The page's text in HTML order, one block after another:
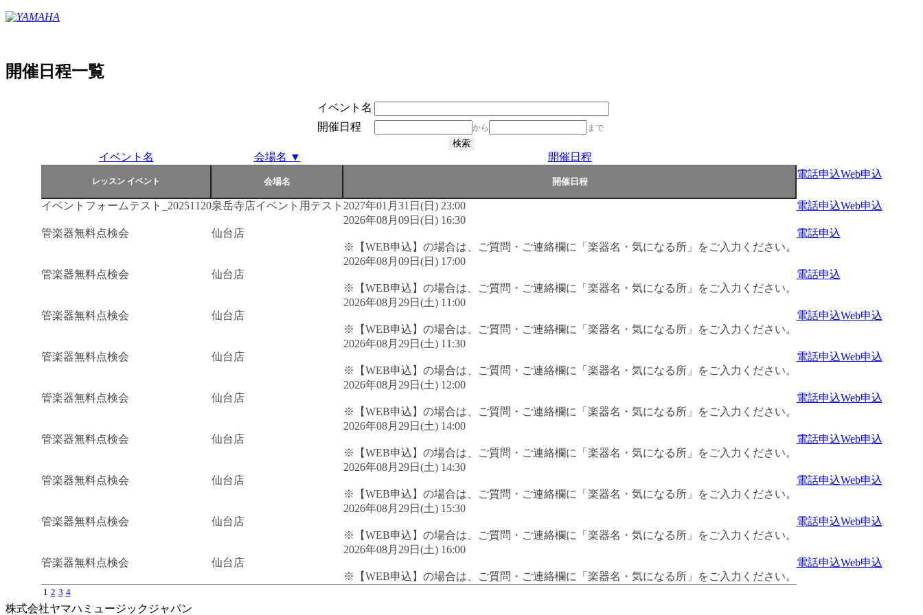
開催日程一覧
イベント名
開催日程
から まで
イベント名 会場名 ▼
開催日程
電話申込Web申込
イベントフォームテスト_20251120泉岳寺店イベント用テスト 2027年01月31日(日) 23:00 電話申込Web申込
管楽器無料点検会 仙台店
2026年08月09日(日) 16:30
※【WEB申込】の場合は、ご質問・ご連絡欄に「楽器名・気になる所」をご入力ください。
電話申込
管楽器無料点検会 仙台店
2026年08月09日(日) 17:00
※【WEB申込】の場合は、ご質問・ご連絡欄に「楽器名・気になる所」をご入力ください。
電話申込
管楽器無料点検会 仙台店
2026年08月29日(土) 11:00
※【WEB申込】の場合は、ご質問・ご連絡欄に「楽器名・気になる所」をご入力ください。
電話申込Web申込
管楽器無料点検会 仙台店
2026年08月29日(土) 11:30
※【WEB申込】の場合は、ご質問・ご連絡欄に「楽器名・気になる所」をご入力ください。
電話申込Web申込
管楽器無料点検会 仙台店
2026年08月29日(土) 12:00
※【WEB申込】の場合は、ご質問・ご連絡欄に「楽器名・気になる所」をご入力ください。
電話申込Web申込
管楽器無料点検会 仙台店
2026年08月29日(土) 14:00
※【WEB申込】の場合は、ご質問・ご連絡欄に「楽器名・気になる所」をご入力ください。
電話申込Web申込
管楽器無料点検会 仙台店
2026年08月29日(土) 14:30
※【WEB申込】の場合は、ご質問・ご連絡欄に「楽器名・気になる所」をご入力ください。
電話申込Web申込
管楽器無料点検会 仙台店
2026年08月29日(土) 15:30
※【WEB申込】の場合は、ご質問・ご連絡欄に「楽器名・気になる所」をご入力ください。
電話申込Web申込
管楽器無料点検会 仙台店
2026年08月29日(土) 16:00
※【WEB申込】の場合は、ご質問・ご連絡欄に「楽器名・気になる所」をご入力ください。
電話申込Web申込
1 2 3 4
株式会社ヤマハミュージックジャパン